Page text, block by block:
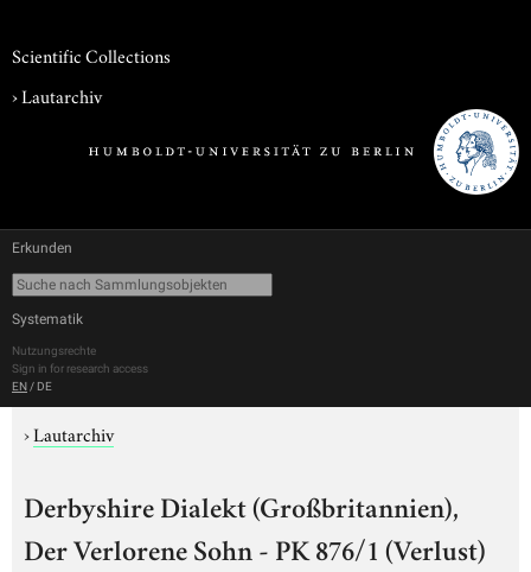
Scientific Collections
›Lautarchiv
Erkunden
Systematik
Nutzungsrechte
Sign in for research access
EN / DE
›Lautarchiv
Derbyshire Dialekt (Großbritannien),
Der Verlorene Sohn - PK 876/1 (Verlust)